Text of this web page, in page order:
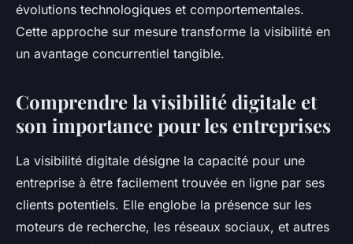
évolutions technologiques et comportementales.
Cette approche sur mesure transforme la visibilité en
un avantage concurrentiel tangible.
Comprendre la visibilité digitale et
son importance pour les entreprises
La visibilité digitale désigne la capacité pour une
entreprise à être facilement trouvée en ligne par ses
clients potentiels. Elle englobe la présence sur les
moteurs de recherche, les réseaux sociaux, et autres